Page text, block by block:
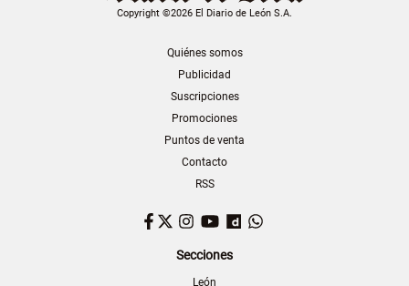
Copyright ©2026 El Diario de León S.A.
Quiénes somos
Publicidad
Suscripciones
Promociones
Puntos de venta
Contacto
RSS
Facebook
TwitterInstagram
YouTubeDailymotion
Secciones
León